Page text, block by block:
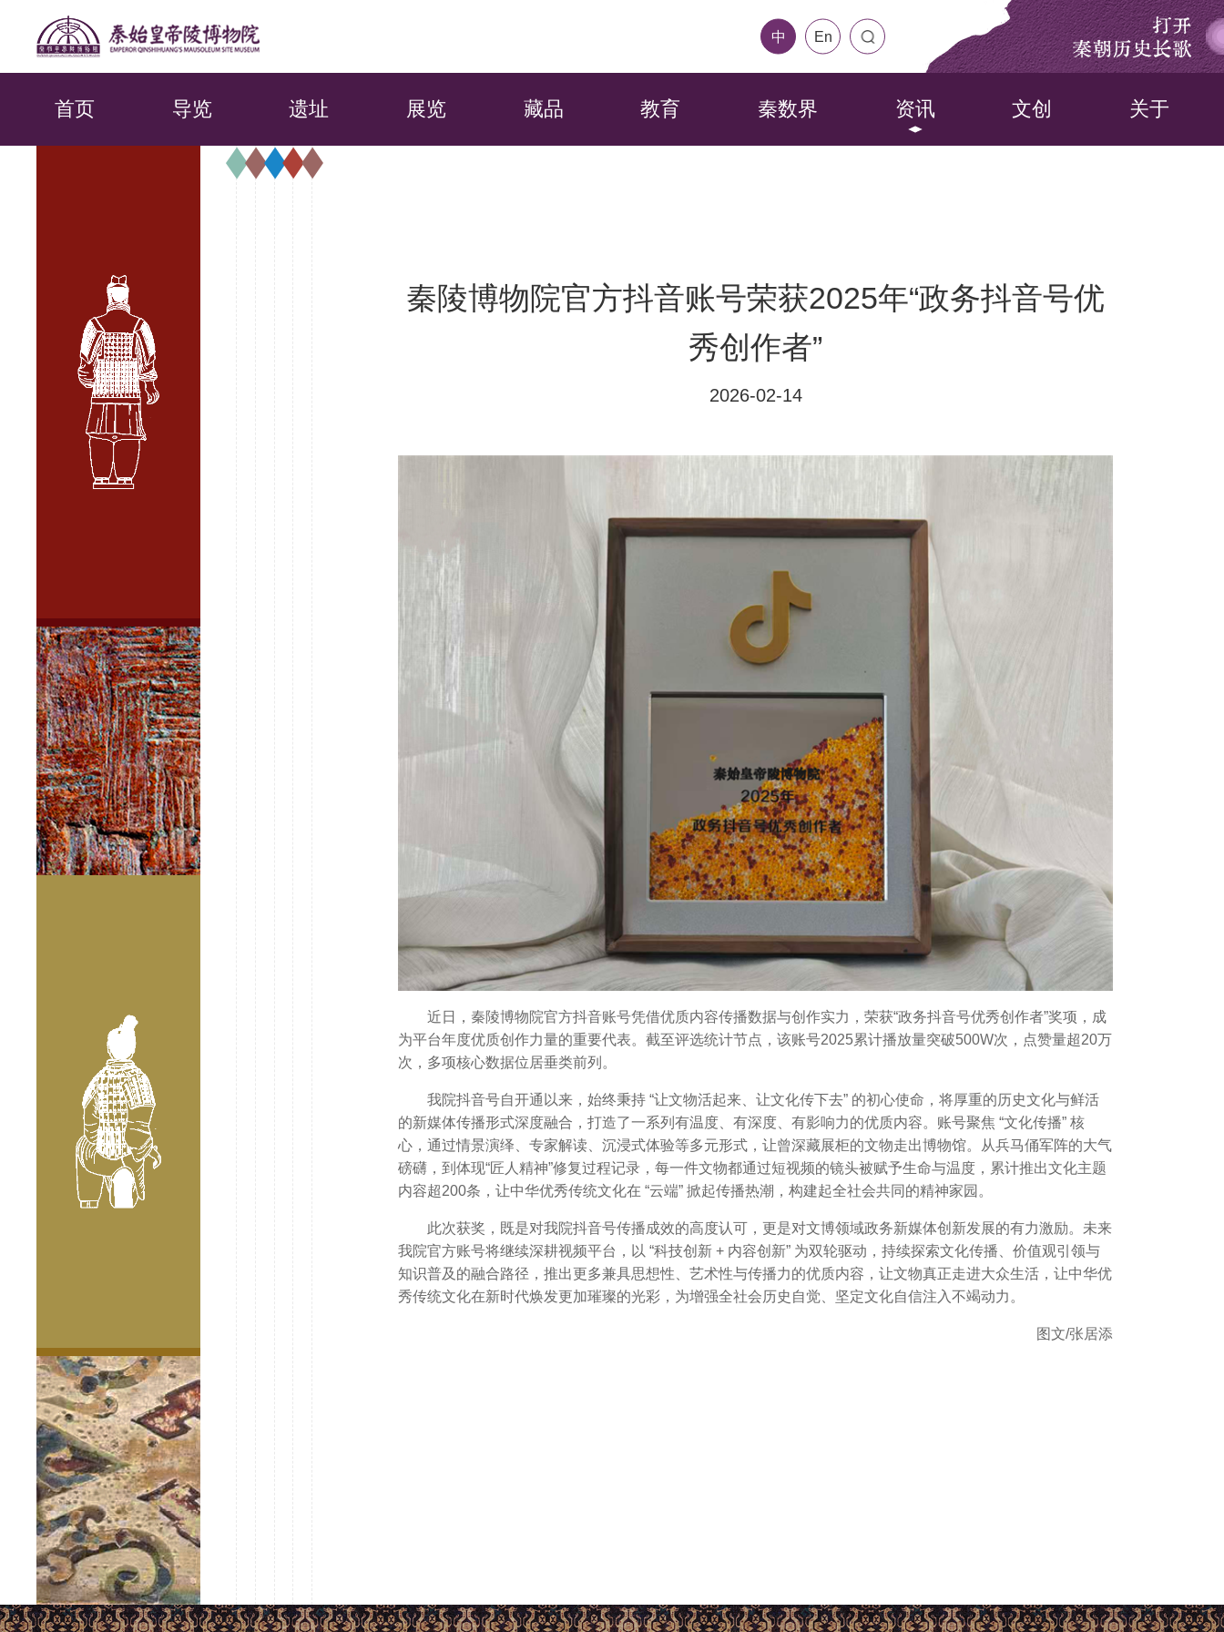
打开
秦朝历史长歌
中 En
首页 导览 遗址 展览 藏品 教育 秦数界 资讯 文创 关于
秦陵博物院官方抖音账号荣获2025年“政务抖音号优
秀创作者”
2026-02-14
近日，秦陵博物院官方抖音账号凭借优质内容传播数据与创作实力， 荣获“政务抖音号优秀创作者”奖项 ，成
为平台年度优质创作力量的重要代表。截至评选统计节点，该账号2025累计播放量突破500W次，点赞量超20万
次，多项核心数据位居垂类前列。
我院抖音号自开通以来，始终秉持 “让文物活起来、让文化传下去” 的初心使命，将厚重的历史文化与鲜活
的新媒体传播形式深度融合，打造了一系列有温度、有深度、有影响力的优质内容。账号聚焦 “文化传播” 核
心，通过情景演绎、专家解读、沉浸式体验等多元形式，让曾深藏展柜的文物走出博物馆。从兵马俑军阵的大气
磅礴，到体现“匠人精神”修复过程记录，每一件文物都通过短视频的镜头被赋予生命与温度，累计推出文化主题
内容超200条，让中华优秀传统文化在 “云端” 掀起传播热潮，构建起全社会共同的精神家园。
此次获奖，既是对我院抖音号传播成效的高度认可，更是对文博领域政务新媒体创新发展的有力激励。未来
我院官方账号将继续深耕视频平台，以 “科技创新 + 内容创新” 为双轮驱动，持续探索文化传播、价值观引领与
知识普及的融合路径，推出更多兼具思想性、艺术性与传播力的优质内容，让文物真正走进大众生活，让中华优
秀传统文化在新时代焕发更加璀璨的光彩，为增强全社会历史自觉、坚定文化自信注入不竭动力。
图文/张居添